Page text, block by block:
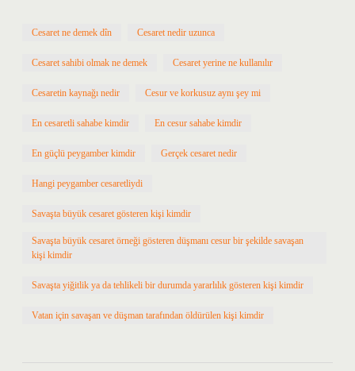
Cesaret ne demek dîn Cesaret nedir uzunca
Cesaret sahibi olmak ne demek Cesaret yerine ne kullanılır
Cesaretin kaynağı nedir Cesur ve korkusuz aynı şey mi
En cesaretli sahabe kimdir En cesur sahabe kimdir
En güçlü peygamber kimdir Gerçek cesaret nedir
Hangi peygamber cesaretliydi
Savaşta büyük cesaret gösteren kişi kimdir
Savaşta büyük cesaret örneği gösteren düşmanı cesur bir şekilde savaşan
kişi kimdir
Savaşta yiğitlik ya da tehlikeli bir durumda yararlılık gösteren kişi kimdir
Vatan için savaşan ve düşman tarafından öldürülen kişi kimdir